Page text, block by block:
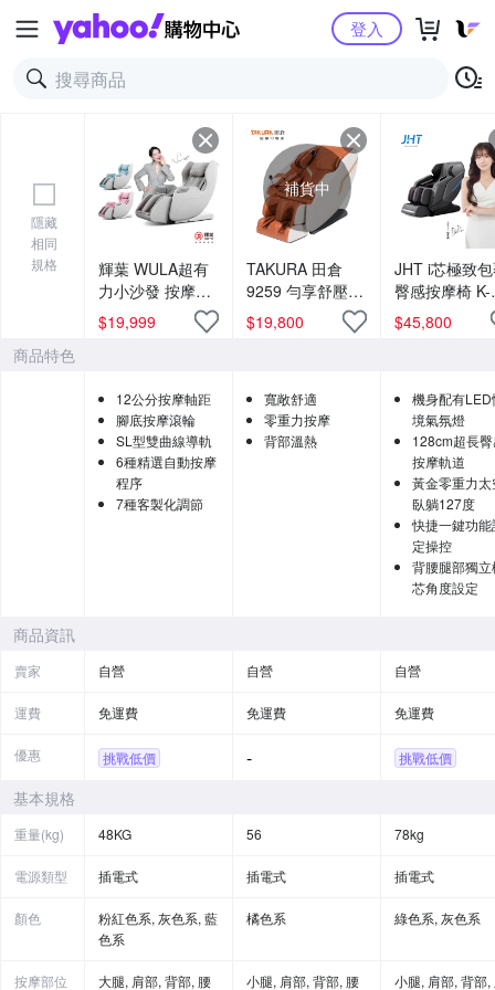
Yahoo購物中心登入
隱藏
相同
規格
輝葉 WULA超有
力小沙發 按摩椅
HY-3068A
$19,999
補貨中
TAKURA 田倉
9259 勻享舒壓按
摩椅
$19,800
JHT i芯極致
臀感按摩椅 K-
326(旗艦款/
AI機芯/兩色可
$45,800
商品特色
12公分按摩軸距
腳底按摩滾輪
SL型雙曲線導軌
6種精選自動按摩
程序
7種客製化調節
寬敞舒適
零重力按摩
背部溫熱
機身配有LED
境氣氛燈
128cm超長
按摩軌道
黃金零重力太
臥躺127度
快捷一鍵功能
定操控
背腰腿部獨立
芯角度設定
商品資訊
賣家 自營 自營 自營
運費 免運費 免運費 免運費
優惠 挑戰低價 - 挑戰低價
基本規格
重量(kg) 48KG 56 78kg
電源類型 插電式 插電式 插電式
顏色
粉紅色系, 灰色系, 藍
色系
橘色系 綠色系, 灰色系
按摩部位 大腿, 肩部, 背部, 腰 小腿, 肩部, 背部, 腰 小腿, 肩部, 背部,